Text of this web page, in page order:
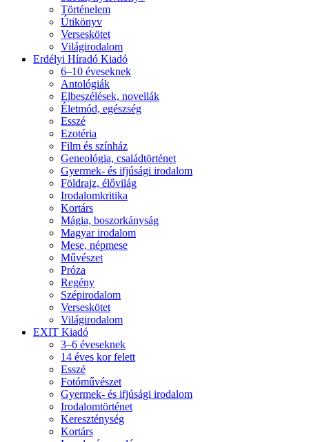
Történelem
Útikönyv
Verseskötet
Világirodalom
Erdélyi Híradó Kiadó
6–10 éveseknek
Antológiák
Elbeszélések, novellák
Életmód, egészség
Esszé
Ezotéria
Film és színház
Geneológia, családtörténet
Gyermek- és ifjúsági irodalom
Földrajz, élővilág
Irodalomkritika
Kortárs
Mágia, boszorkányság
Magyar irodalom
Mese, népmese
Művészet
Próza
Regény
Szépirodalom
Verseskötet
Világirodalom
EXIT Kiadó
3–6 éveseknek
14 éves kor felett
Esszé
Fotóművészet
Gyermek- és ifjúsági irodalom
Irodalomtörténet
Kereszténység
Kortárs